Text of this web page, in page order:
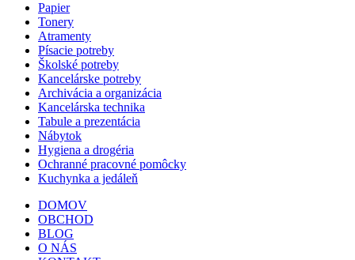
Papier
Tonery
Atramenty
Písacie potreby
Školské potreby
Kancelárske potreby
Archivácia a organizácia
Kancelárska technika
Tabule a prezentácia
Nábytok
Hygiena a drogéria
Ochranné pracovné pomôcky
Kuchynka a jedáleň
DOMOV
OBCHOD
BLOG
O NÁS